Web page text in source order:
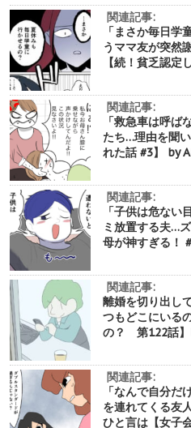
関連記事:
「まさか毎日学
うママ友が突然
【続！貧乏認定
関連記事:
「救急車は呼ば
たち…理由を聞
れた話 #3】 by
関連記事:
「子供は危ない
ミ放置する夫…
母が神すぎる！
関連記事:
離婚を切り出し
つもどこにいる
の？ 第122話】
関連記事:
「なんで自分だ
を連れてくる友
ひと言は【女子